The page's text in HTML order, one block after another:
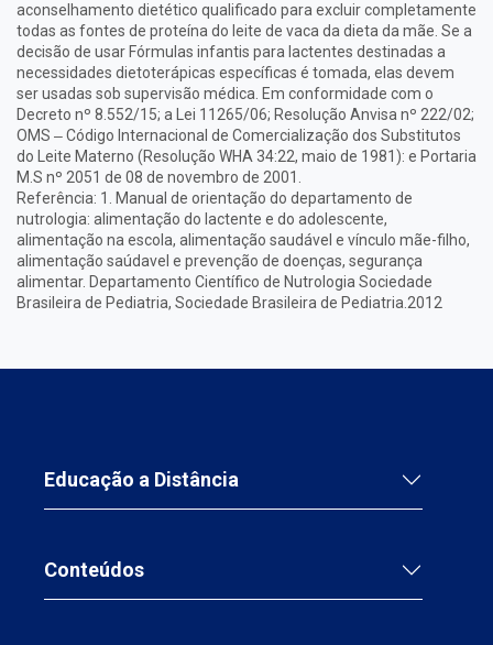
aconselhamento dietético qualificado para excluir completamente
todas as fontes de proteína do leite de vaca da dieta da mãe. Se a
decisão de usar Fórmulas infantis para lactentes destinadas a
necessidades dietoterápicas específicas é tomada, elas devem
ser usadas sob supervisão médica. Em conformidade com o
Decreto nº 8.552/15; a Lei 11265/06; Resolução Anvisa nº 222/02;
OMS – Código Internacional de Comercialização dos Substitutos
do Leite Materno (Resolução WHA 34:22, maio de 1981): e Portaria
M.S nº 2051 de 08 de novembro de 2001.
Referência: 1. Manual de orientação do departamento de
nutrologia: alimentação do lactente e do adolescente,
alimentação na escola, alimentação saudável e vínculo mãe-filho,
alimentação saúdavel e prevenção de doenças, segurança
alimentar. Departamento Científico de Nutrologia Sociedade
Brasileira de Pediatria, Sociedade Brasileira de Pediatria.2012
Educação a Distância
Conteúdos